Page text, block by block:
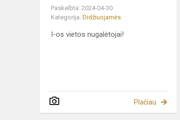
Paskelbta: 2024-04-30
Kategorija: Didžiuojamės
I-os vietos nugalėtojai!
Plačiau